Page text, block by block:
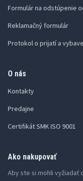
Formulár na odstúpenie
Reklamačný formulár
Protokol o prijatí a
O nás
Kontakty
Predajne
Certifikát SMK ISO 9001
Ako nakupovať
Aby ste si mohli vyžiadať